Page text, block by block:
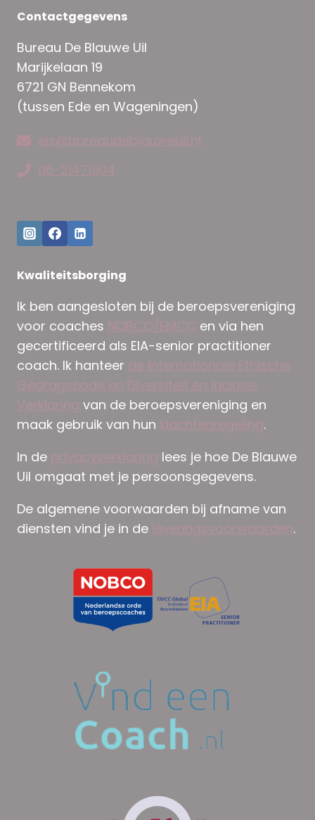
Contactgegevens
Bureau De Blauwe Uil
Marijkelaan 19
6721 GN Bennekom
(tussen Ede en Wageningen)
els@bureaudeblauweuil.nl
06-21471904
Kwaliteitsborging
Ik ben aangesloten bij de beroepsvereniging
voor coaches NOBCO/EMCC en via hen
gecertificeerd als EIA-senior practitioner
coach. Ik hanteer de Internationale Ethische
Gedragscode en Diversiteit en Inclusie
Verklaring van de beroepsvereniging en
maak gebruik van hun klachtenregeling.
In de privacyverklaring lees je hoe De Blauwe
Uil omgaat met je persoonsgegevens.
De algemene voorwaarden bij afname van
diensten vind je in de leveringsvoorwaarden.